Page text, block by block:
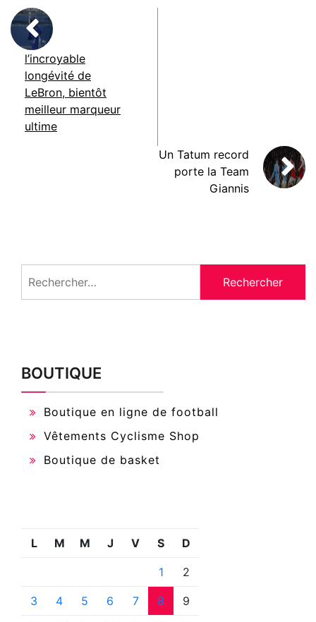
l’incroyable
longévité de
LeBron, bientôt
meilleur marqueur
ultime
Un Tatum record
porte la Team
Giannis
BOUTIQUE
Boutique en ligne de football
Vêtements Cyclisme Shop
Boutique de basket
L M M J V S D
1 2
3 4 5 6 7 8 9